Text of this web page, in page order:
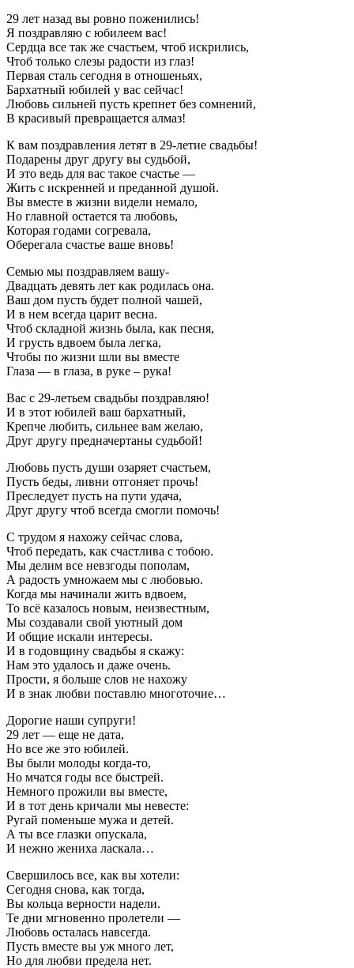
29 лет назад вы ровно поженились!
Я поздравляю с юбилеем вас!
Сердца все так же счастьем, чтоб искрились,
Чтоб только слезы радости из глаз!
Первая сталь сегодня в отношеньях,
Бархатный юбилей у вас сейчас!
Любовь сильней пусть крепнет без сомнений,
В красивый превращается алмаз!
К вам поздравления летят в 29-летие свадьбы!
Подарены друг другу вы судьбой,
И это ведь для вас такое счастье —
Жить с искренней и преданной душой.
Вы вместе в жизни видели немало,
Но главной остается та любовь,
Которая годами согревала,
Оберегала счастье ваше вновь!
Семью мы поздравляем вашу-
Двадцать девять лет как родилась она.
Ваш дом пусть будет полной чашей,
И в нем всегда царит весна.
Чтоб складной жизнь была, как песня,
И грусть вдвоем была легка,
Чтобы по жизни шли вы вместе
Глаза — в глаза, в руке – рука!
Вас с 29-летьем свадьбы поздравляю!
И в этот юбилей ваш бархатный,
Крепче любить, сильнее вам желаю,
Друг другу предначертаны судьбой!
Любовь пусть души озаряет счастьем,
Пусть беды, ливни отгоняет прочь!
Преследует пусть на пути удача,
Друг другу чтоб всегда смогли помочь!
С трудом я нахожу сейчас слова,
Чтоб передать, как счастлива с тобою.
Мы делим все невзгоды пополам,
А радость умножаем мы с любовью.
Когда мы начинали жить вдвоем,
То всё казалось новым, неизвестным,
Мы создавали свой уютный дом
И общие искали интересы.
И в годовщину свадьбы я скажу:
Нам это удалось и даже очень.
Прости, я больше слов не нахожу
И в знак любви поставлю многоточие…
Дорогие наши супруги!
29 лет — еще не дата,
Но все же это юбилей.
Вы были молоды когда-то,
Но мчатся годы все быстрей.
Немного прожили вы вместе,
И в тот день кричали мы невесте:
Ругай поменьше мужа и детей.
А ты все глазки опускала,
И нежно жениха ласкала…
Свершилось все, как вы хотели:
Сегодня снова, как тогда,
Вы кольца верности надели.
Те дни мгновенно пролетели —
Любовь осталась навсегда.
Пусть вместе вы уж много лет,
Но для любви предела нет.